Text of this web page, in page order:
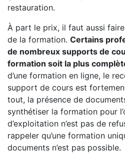
restauration.
À part le prix, il faut aussi
de la formation. Certains
de nombreux supports de
formation soit la plus
d’une formation en ligne, le
support de cours est
tout, la présence de
synthétiser la formation pour
d’exploitation n’est pas de
rappeler qu’une formation
documents n’est pas possible.